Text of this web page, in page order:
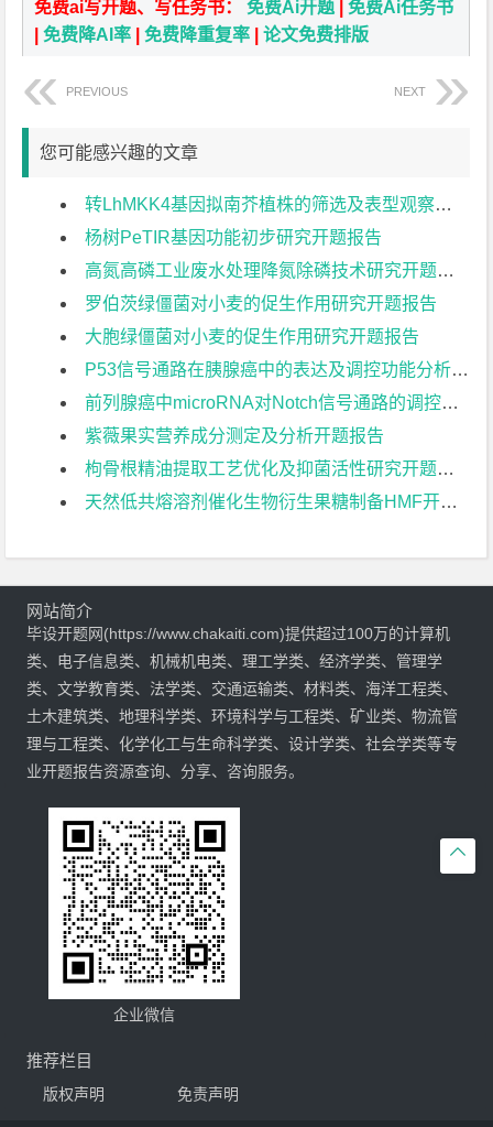
免费ai写开题、写任务书：免费Ai开题 |免费Ai任务书
|免费降AI率 |免费降重复率 |论文免费排版
PREVIOUS NEXT
您可能感兴趣的文章
转LhMKK4基因拟南芥植株的筛选及表型观察研究开题报告
杨树PeTIR基因功能初步研究开题报告
高氮高磷工业废水处理降氮除磷技术研究开题报告
罗伯茨绿僵菌对小麦的促生作用研究开题报告
大胞绿僵菌对小麦的促生作用研究开题报告
P53信号通路在胰腺癌中的表达及调控功能分析开题报告
前列腺癌中microRNA对Notch信号通路的调控功能分析开题报告
紫薇果实营养成分测定及分析开题报告
枸骨根精油提取工艺优化及抑菌活性研究开题报告
天然低共熔溶剂催化生物衍生果糖制备HMF开题报告

网站简介
毕设开题网(https://www.chakaiti.com)提供超过100万的计算机
类、电子信息类、机械机电类、理工学类、经济学类、管理学
类、文学教育类、法学类、交通运输类、材料类、海洋工程类、
土木建筑类、地理科学类、环境科学与工程类、矿业类、物流管
理与工程类、化学化工与生命科学类、设计学类、社会学类等专
业开题报告资源查询、分享、咨询服务。
企业微信
推荐栏目
版权声明 免责声明